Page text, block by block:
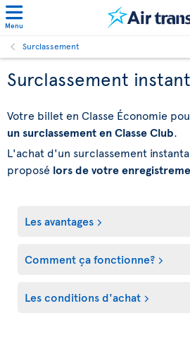
Menu
Surclassement
Surclassement
Votre billet en Classe Économie
un surclassement en Classe Club.
L'achat d'un surclassement
proposé lors de votre
Les avantages
Comment ça fonctionne?
Les conditions d'achat